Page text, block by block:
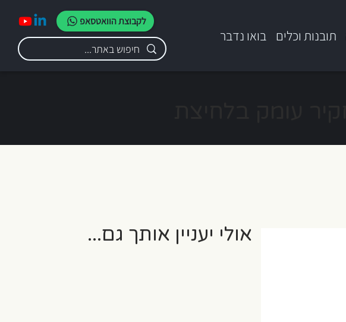
לקבוצת הוואטסאפ
תובנות וכלים בואו נדבר
אולי יעניין אותך גם...